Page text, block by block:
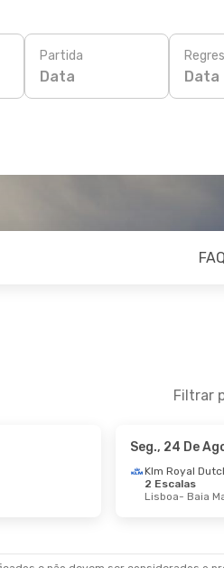
Partida
Data Data
FAQ
Filtrar
Seg., 24 De
2 Escalas
Lisboa- Baia